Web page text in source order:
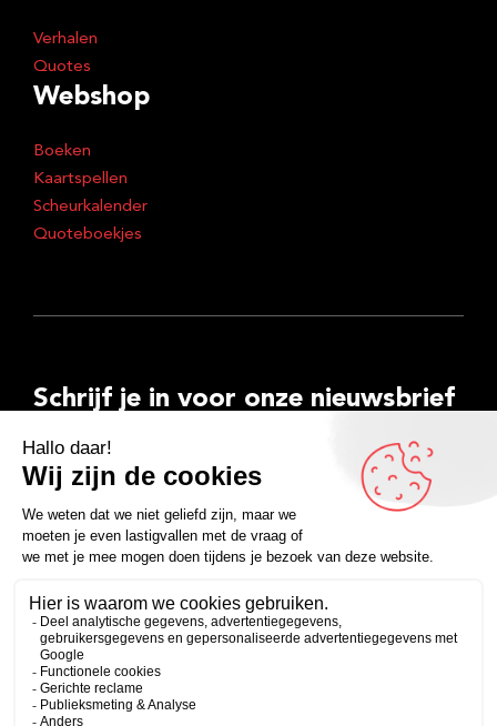
Verhalen
Quotes
Webshop
Boeken
Kaartspellen
Scheurkalender
Quoteboekjes
Schrijf je in voor onze nieuwsbrief
E-
mailadres
Inschrijven
FacebookInstagramLinkedInYouTubeSpotify